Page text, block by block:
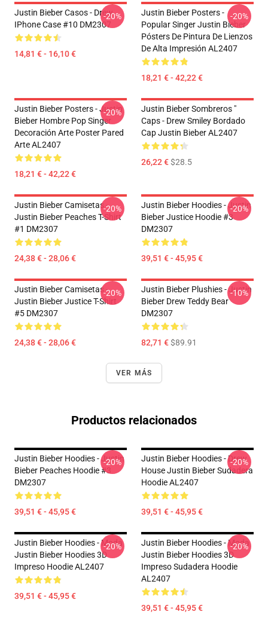
Justin Bieber Casos - Drew
IPhone Case #10 DM2307
14,81 € - 16,10 €
-20%
Justin Bieber Posters -
Popular Singer Justin Bieber
Pósters De Pintura De Lienzos
De Alta Impresión AL2407
18,21 € - 42,22 €
-20%
Justin Bieber Posters - Justin
Bieber Hombre Pop Singer
Decoración Arte Poster Pared
Arte AL2407
18,21 € - 42,22 €
-20%
Justin Bieber Sombreros "
Caps - Drew Smiley Bordado
Cap Justin Bieber AL2407
26,22 €$28.5
Justin Bieber Camisetas -
Justin Bieber Peaches T-Shirt
#1 DM2307
24,38 € - 28,06 €
-20%
Justin Bieber Hoodies - Justin
Bieber Justice Hoodie #3
DM2307
39,51 € - 45,95 €
-20%
Justin Bieber Camisetas -
Justin Bieber Justice T-Shirt
#5 DM2307
24,38 € - 28,06 €
-20%
Justin Bieber Plushies - Justin
Bieber Drew Teddy Bear
DM2307
82,71 €$89.91
-10%
VER MÁS
Productos relacionados
Justin Bieber Hoodies - Justin
Bieber Peaches Hoodie #3
DM2307
39,51 € - 45,95 €
-20%
Justin Bieber Hoodies - Drew
House Justin Bieber Sudadera
Hoodie AL2407
39,51 € - 45,95 €
-20%
Justin Bieber Hoodies - Moda
Justin Bieber Hoodies 3D
Impreso Hoodie AL2407
39,51 € - 45,95 €
-20%
Justin Bieber Hoodies - Moda
Justin Bieber Hoodies 3D
Impreso Sudadera Hoodie
AL2407
39,51 € - 45,95 €
-20%